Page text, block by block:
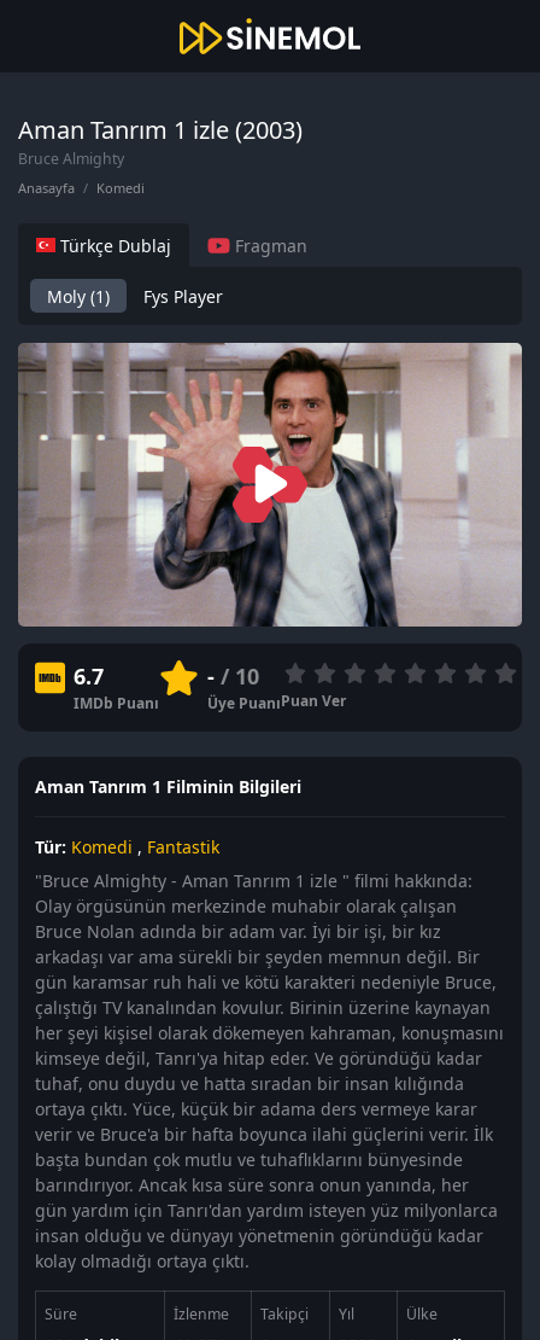
Aman Tanrım 1 izle (2003)
Bruce Almighty
Anasayfa Komedi
Türkçe Dublaj Fragman
Moly (1) Fys Player
6.7
IMDb Puanı
-/ 10
Üye PuanıPuan Ver
Aman Tanrım 1 Filminin Bilgileri
Tür: Komedi , Fantastik
"Bruce Almighty - Aman Tanrım 1 izle " filmi hakkında:
Olay örgüsünün merkezinde muhabir olarak çalışan
Bruce Nolan adında bir adam var. İyi bir işi, bir kız
arkadaşı var ama sürekli bir şeyden memnun değil. Bir
gün karamsar ruh hali ve kötü karakteri nedeniyle Bruce,
çalıştığı TV kanalından kovulur. Birinin üzerine kaynayan
her şeyi kişisel olarak dökemeyen kahraman, konuşmasını
kimseye değil, Tanrı'ya hitap eder. Ve göründüğü kadar
tuhaf, onu duydu ve hatta sıradan bir insan kılığında
ortaya çıktı. Yüce, küçük bir adama ders vermeye karar
verir ve Bruce'a bir hafta boyunca ilahi güçlerini verir. İlk
başta bundan çok mutlu ve tuhaflıklarını bünyesinde
barındırıyor. Ancak kısa süre sonra onun yanında, her
gün yardım için Tanrı'dan yardım isteyen yüz milyonlarca
insan olduğu ve dünyayı yönetmenin göründüğü kadar
kolay olmadığı ortaya çıktı.
Süre İzlenme Takipçi Yıl Ülke